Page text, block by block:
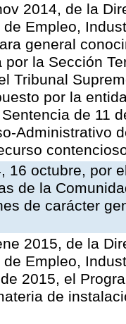
2014, de la
Empleo,
general
por la Sección
Tribunal
por la
de 11
Administrativo
16 octubre, por
de la
de carácter
2015, de la
Empleo,
2015, el
de